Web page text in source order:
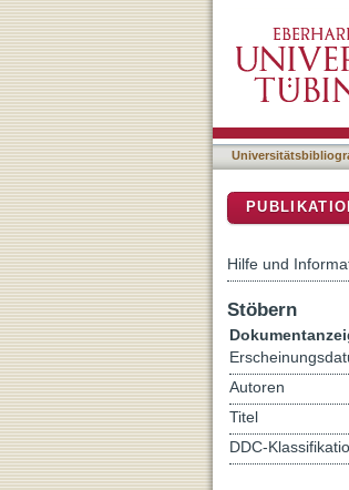
Acute
Hilfe und
Stöbern
Autoren
Titel
DDC-